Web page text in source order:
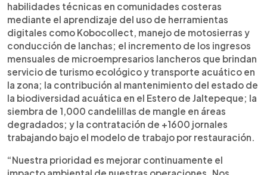
habilidades técnicas en comunidades costeras
mediante el aprendizaje del uso de herramientas
digitales como Kobocollect, manejo de motosierras y
conducción de lanchas; el incremento de los ingresos
mensuales de microempresarios lancheros que brindan
servicio de turismo ecológico y transporte acuático en
la zona; la contribución al mantenimiento del estado de
la biodiversidad acuática en el Estero de Jaltepeque; la
siembra de 1,000 candelillas de mangle en áreas
degradados; y la contratación de +1600 jornales
trabajando bajo el modelo de trabajo por restauración.
“Nuestra prioridad es mejorar continuamente el